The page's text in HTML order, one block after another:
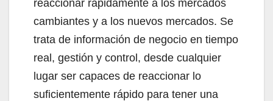
reaccionar rápidamente a los mercados
cambiantes y a los nuevos mercados. Se
trata de información de negocio en tiempo
real, gestión y control, desde cualquier
lugar ser capaces de reaccionar lo
suficientemente rápido para tener una